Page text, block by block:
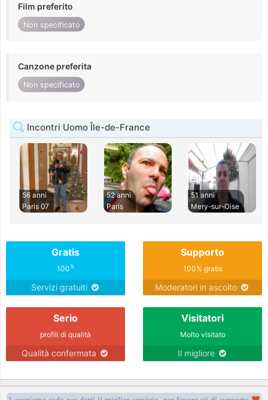
Film preferito
Non specificato
Canzone preferita
Non specificato
Incontri Uomo Île-de-France
56 anni
Paris 07
52 anni
Paris
51 anni
Mery-sur-Oise
Gratis
100%
Servizi gratuiti
Supporto
100% gratis
Moderatori in ascolto
Serio
profili di qualità
Qualità confermata
Visitatori
Molto visitato
Il migliore